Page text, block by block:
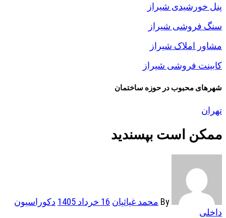
پنل خورشیدی شیراز
سنگ فروشی شیراز
مشاور املاک شیراز
کابینت فروشی شیراز
شهرهای محبوب در حوزه ساختمان
تهران
ممکن است بپسندید
محمد غیاثیان 16 خرداد 1405
دکوراسیون
داخلی